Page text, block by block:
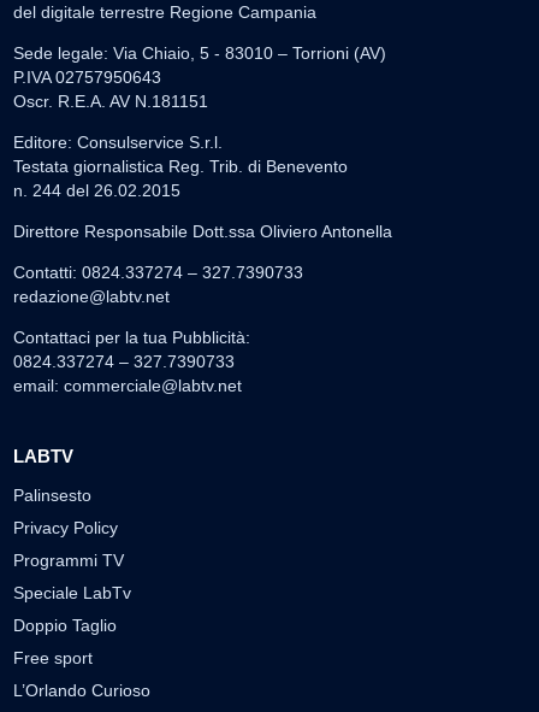
del digitale terrestre Regione Campania
Sede legale: Via Chiaio, 5 - 83010 – Torrioni (AV)
P.IVA 02757950643
Oscr. R.E.A. AV N.181151
Editore: Consulservice S.r.l.
Testata giornalistica Reg. Trib. di Benevento
n. 244 del 26.02.2015
Direttore Responsabile Dott.ssa Oliviero Antonella
Contatti: 0824.337274 – 327.7390733
redazione@labtv.net
Contattaci per la tua Pubblicità:
0824.337274 – 327.7390733
email: commerciale@labtv.net
LABTV
Palinsesto
Privacy Policy
Programmi TV
Speciale LabTv
Doppio Taglio
Free sport
L’Orlando Curioso